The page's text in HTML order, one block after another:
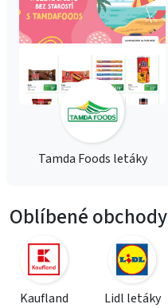
Tamda Foods letáky
Oblíbené obchody
Kaufland
Lidl letáky